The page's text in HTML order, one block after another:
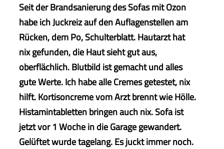
Seit der Brandsanierung des Sofas mit Ozon
habe ich Juckreiz auf den Auflagenstellen am
Rücken, dem Po, Schulterblatt. Hautarzt hat
nix gefunden, die Haut sieht gut aus,
oberflächlich. Blutbild ist gemacht und alles
gute Werte. Ich habe alle Cremes getestet, nix
hilft. Kortisoncreme vom Arzt brennt wie Hölle.
Histamintabletten bringen auch nix. Sofa ist
jetzt vor 1 Woche in die Garage gewandert.
Gelüftet wurde tagelang. Es juckt immer noch.